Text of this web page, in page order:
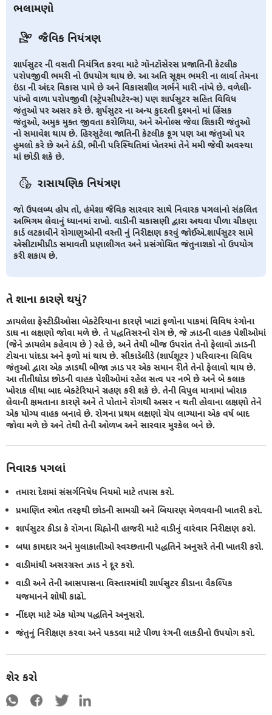
ભલામણો
જૈવિક નિયંત્રણ
શાર્પસુટર ની વસતી નિયંત્રિત કરવા માટે ગૉનટૉસેરસ પ્રજાતિની કેટલીક
પરોપજીવી ભમરી નો ઉપયોગ થાય છે. આ અતિ સૂક્ષ્મ ભમરી ના લાર્વા તેમના
ઇંડા ની અંદર વિકાસ પામે છે અને વિકાસશીલ ગર્ભને મારી નાંખે છે. વળેલી-
પાંખો વાળા પરોપજીવી (સ્ટ્રેપસીપટેરન્સ) પણ શાર્પસુટર સહિત વિવિધ
જંતુઓ પર અસર કરે છે. શુર્પસુટર ના અન્ય કુદરતી દુશ્મનો માં હિંસક
જંતુઓ, અમુક મુક્ત જીવતા કરોળિયા, અને એનોલ્સ જેવા શિકારી જંતુઓ
નો સમાવેશ થાય છે. હિરસુટેલા જાતિની કેટલીક ફૂગ પણ આ જંતુઓ પર
હુમલો કરે છે અને ઠંડી, ભીની પરિસ્થિતિમાં ખેતરમાં તેને મમી જેવી અવસ્થા
માં છોડી શકે છે.
રાસાયણિક નિયંત્રણ
જો ઉપલબ્ધ હોય તો, હંમેશા જૈવિક સારવાર સાથે નિવારક પગલાંનો સંકલિત
અભિગમ લેવાનું ધ્યાનમાં રાખો. વાડીની ચકાસણી દ્વારા અથવા પીળા ચીકણા
કાર્ડ લટકાવીને રોગાણુઓની વસ્તી નું નિરીક્ષણ કરવું જોઈએ.શાર્પસુટર સામે
એસીટામીપ્રીડ સમાવતી પ્રણાલીગત અને પ્રસંગોચિત જંતુનાશકો નો ઉપયોગ
કરી શકાય છે.
તે શાના કારણે થયું?
ઝાયલેલા ફેસ્ટીડીઓસા બેક્ટેરિયાના કારણે ખાટાં ફળોના પાકમાં વિવિધ રંગોના
ડાઘ ના લક્ષણો જોવા મળે છે. તે પદ્ધતિસરનો રોગ છે, જે ઝાડની વાહક પેશીઓમાં
(જેને ઝાયલેમ કહેવાય છે ) રહે છે, અને તેથી બીજ ઉપરાંત તેનો ફેલાવો ઝાડની
ટોચના પાંદડા અને ફળો માં થાય છે. સીકાડેલીડે (શાર્પશૂટર ) પરિવારના વિવિધ
જંતુઓ દ્વારા એક ઝાડથી બીજા ઝાડ પર એક સમાન રીતે તેનો ફેલાવો થાય છે.
આ તીતીઘોડા છોડની વાહક પેશીઓમાં રહેલ સત્વ પર નભે છે અને બે કલાક
ખોરાક લીધા બાદ બેક્ટેરિયાને ગ્રહણ કરી શકે છે. તેની વિપુલ માત્રામાં ખોરાક
લેવાની ક્ષમતાના કારણે અને તે પોતાને રોગથી અસર ન થતી હોવાના લક્ષણો તેને
એક યોગ્ય વાહક બનાવે છે. રોગના પ્રથમ લક્ષણો ચેપ લાગ્યાના એક વર્ષ બાદ
જોવા મળે છે અને તેથી તેની ઓળખ અને સારવાર મુશ્કેલ બને છે.
નિવારક પગલાં
તમારા દેશમાં સંસર્ગનિષેધ નિયમો માટે તપાસ કરો.
પ્રમાણિત સ્ત્રોત તરફથી છોડની સામગ્રી અને બિયારણ મેળવવાની ખાતરી કરો.
શાર્પસુટર કીડા કે રોગના ચિહ્નોની હાજરી માટે વાડીનું વારંવાર નિરીક્ષણ કરો.
બધા કામદાર અને મુલાકાતીઓ સ્વચ્છતાની પદ્ધતિને અનુસરે તેની ખાતરી કરો.
વાડીમાંથી અસરગ્રસ્ત ઝાડ ને દૂર કરો.
વાડી અને તેની આસપાસના વિસ્તારમાંથી શાર્પસુટર કીડાના વૈકલ્પિક
યજમાનને શોધી કાઢો.
નીંદણ માટે એક યોગ્ય પદ્ધતિને અનુસરો.
જંતુનું નિરીક્ષણ કરવા અને પકડવા માટે પીળા રંગની લાકડીનો ઉપયોગ કરો.
શેર કરો